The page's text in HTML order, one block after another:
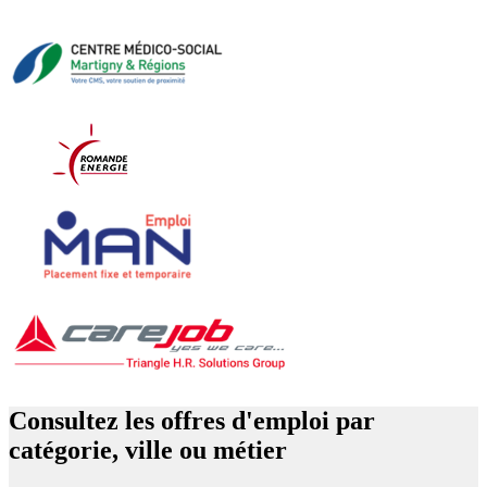
Consultez les offres d'emploi par
catégorie, ville ou métier